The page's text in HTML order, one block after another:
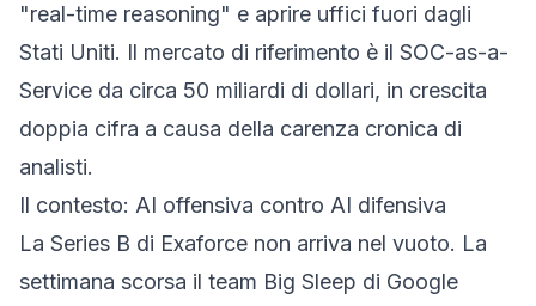
"real-time reasoning" e aprire uffici fuori dagli
Stati Uniti. Il mercato di riferimento è il SOC-as-a-
Service da circa 50 miliardi di dollari, in crescita
doppia cifra a causa della carenza cronica di
analisti.
Il contesto: AI offensiva contro AI difensiva
La Series B di Exaforce non arriva nel vuoto. La
settimana scorsa il team Big Sleep di Google